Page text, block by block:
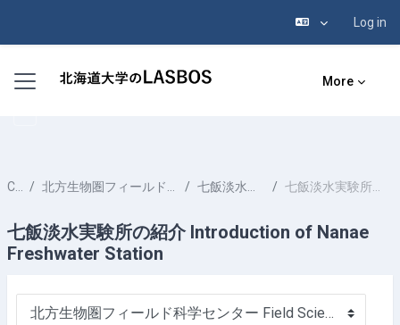
Log in
Side panel More
Courses 北方生物圏フィールド科学センター Field Science Center for Northern Biosphere 七飯淡水実験所 Nanae Freshwater Station 七飯淡水実験所の紹介 Introduction of Nanae Freshwater Station
七飯淡水実験所の紹介 Introduction of Nanae
Freshwater Station
Course categories